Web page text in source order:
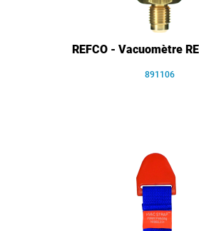
REFCO - Vacuomètre
891106